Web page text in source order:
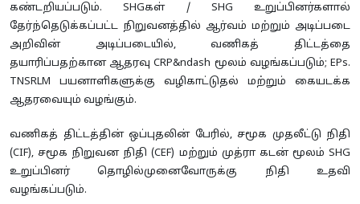
கண்டறியப்படும். SHGகள் / SHG உறுப்பினர்களால்
தேர்ந்தெடுக்கப்பட்ட நிறுவனத்தில் ஆர்வம் மற்றும் அடிப்படை
அறிவின் அடிப்படையில், வணிகத் திட்டத்தை
தயாரிப்பதற்கான ஆதரவு CRP&ndash மூலம் வழங்கப்படும்; EPs.
TNSRLM பயனாளிகளுக்கு வழிகாட்டுதல் மற்றும் கையடக்க
ஆதரவையும் வழங்கும்.
வணிகத் திட்டத்தின் ஒப்புதலின் பேரில், சமூக முதலீட்டு நிதி
(CIF), சமூக நிறுவன நிதி (CEF) மற்றும் முத்ரா கடன் மூலம் SHG
உறுப்பினர் தொழில்முனைவோருக்கு நிதி உதவி
வழங்கப்படும்.